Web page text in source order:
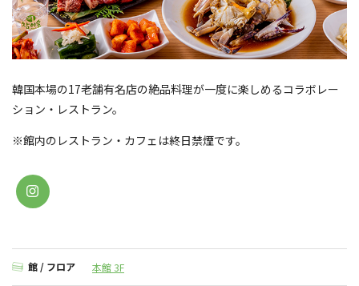
韓国本場の17老舗有名店の絶品料理が一度に楽しめるコラボレー
ション・レストラン。
※館内のレストラン・カフェは終日禁煙です。
館 / フロア 本館 3F